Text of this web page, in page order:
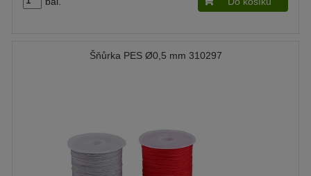
Šňůrka PES Ø0,5 mm 310297